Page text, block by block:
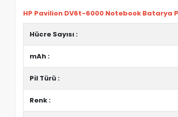
HP Pavilion DV6t-6000 Notebook Batarya
Hücre Sayısı :
mAh :
Pil Türü :
Renk :